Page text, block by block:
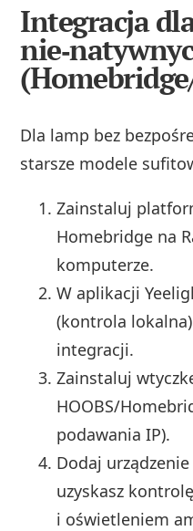
Integracja
Dla lamp bez
starsze modele
Zainstaluj
Homebridge na
komputerze.
W aplikacji
(kontrola
integracji.
Zainstaluj
HOOBS/
podawania IP).
Dodaj
uzyskasz
i oświetleniem